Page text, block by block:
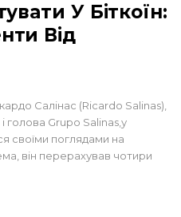
У Біткоїн:
Від
Салінас (Ricardo Salinas),
і голова Grupo Salinas,у
своїми поглядами на
він перерахував чотири